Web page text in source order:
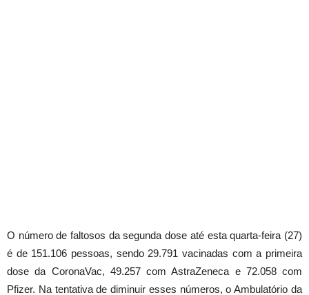
O número de faltosos da segunda dose até esta quarta-feira (27)
é de 151.106 pessoas, sendo 29.791 vacinadas com a primeira
dose da CoronaVac, 49.257 com AstraZeneca e 72.058 com
Pfizer. Na tentativa de diminuir esses números, o Ambulatório da